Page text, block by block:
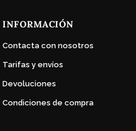
INFORMACIÓN
Contacta con nosotros
Tarifas y envíos
Devoluciones
Condiciones de compra